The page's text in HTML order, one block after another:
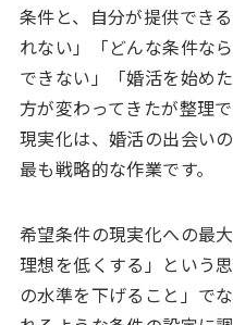
条件と、自分が提供でき
れない」「どんな条件な
できない」「婚活を始め
方が変わってきたが整理
現実化は、婚活の出会い
最も戦略的な作業です。
希望条件の現実化への最
理想を低くする」という
の水準を下げること」で